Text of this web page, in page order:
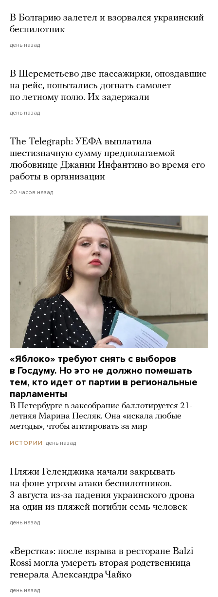
В Болгарию залетел и взорвался украинский
беспилотник
день назад
В Шереметьево две пассажирки, опоздавшие
на рейс, попытались догнать самолет
по летному полю. Их задержали
день назад
The Telegraph: УЕФА выплатила
шестизначную сумму предполагаемой
любовнице Джанни Инфантино во время его
работы в организации
20 часов назад
«Яблоко» требуют снять с выборов
в Госдуму. Но это не должно помешать
тем, кто идет от партии в региональные
парламенты
В Петербурге в заксобрание баллотируется 21-
летняя Марина Песляк. Она «искала любые
методы», чтобы агитировать за мир
ИСТОРИИ день назад
Пляжи Геленджика начали закрывать
на фоне угрозы атаки беспилотников.
3 августа из-за падения украинского дрона
на один из пляжей погибли семь человек
день назад
«Верстка»: после взрыва в ресторане Balzi
Rossi могла умереть вторая родственница
генерала Александра Чайко
день назад